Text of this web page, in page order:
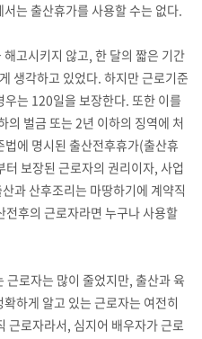
는 출산휴가를 사용할 수는 없다.
고시키지 않고, 한 달의 짧은 기간
생각하고 있었다. 하지만 근로기준
는 120일을 보장한다. 또한 이를
의 벌금 또는 2년 이하의 징역에 처
에 명시된 출산전후휴가(출산휴
보장된 근로자의 권리이자, 사업
과 산후조리는 마땅하기에 계약직
후의 근로자라면 누구나 사용할
로자는 많이 줄었지만, 출산과 육
하게 알고 있는 근로자는 여전히
근로자라서, 심지어 배우자가 근로